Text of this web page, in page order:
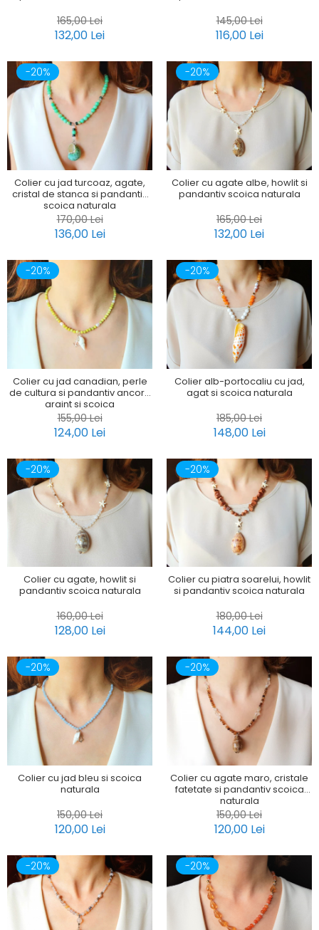
165,00 Lei
132,00 Lei
145,00 Lei
116,00 Lei
-20%
Colier cu jad turcoaz, agate,
cristal de stanca si pandantiv
scoica naturala
170,00 Lei
136,00 Lei
-20%
Colier cu agate albe, howlit si
pandantiv scoica naturala
165,00 Lei
132,00 Lei
-20%
Colier cu jad canadian, perle
de cultura si pandantiv ancora
argint si scoica
155,00 Lei
124,00 Lei
-20%
Colier alb-portocaliu cu jad,
agat si scoica naturala
185,00 Lei
148,00 Lei
-20%
Colier cu agate, howlit si
pandantiv scoica naturala
160,00 Lei
128,00 Lei
-20%
Colier cu piatra soarelui, howlit
si pandantiv scoica naturala
180,00 Lei
144,00 Lei
-20%
Colier cu jad bleu si scoica
naturala
150,00 Lei
120,00 Lei
-20%
Colier cu agate maro, cristale
fatetate si pandantiv scoica
naturala
150,00 Lei
120,00 Lei
-20% -20%